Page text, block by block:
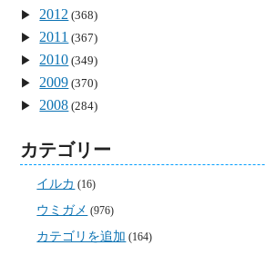
2012 (368)
2011 (367)
2010 (349)
2009 (370)
2008 (284)
カテゴリー
イルカ (16)
ウミガメ (976)
カテゴリを追加 (164)